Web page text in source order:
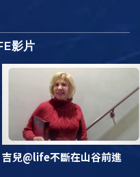
影片
吉兒@life不斷在山谷前進